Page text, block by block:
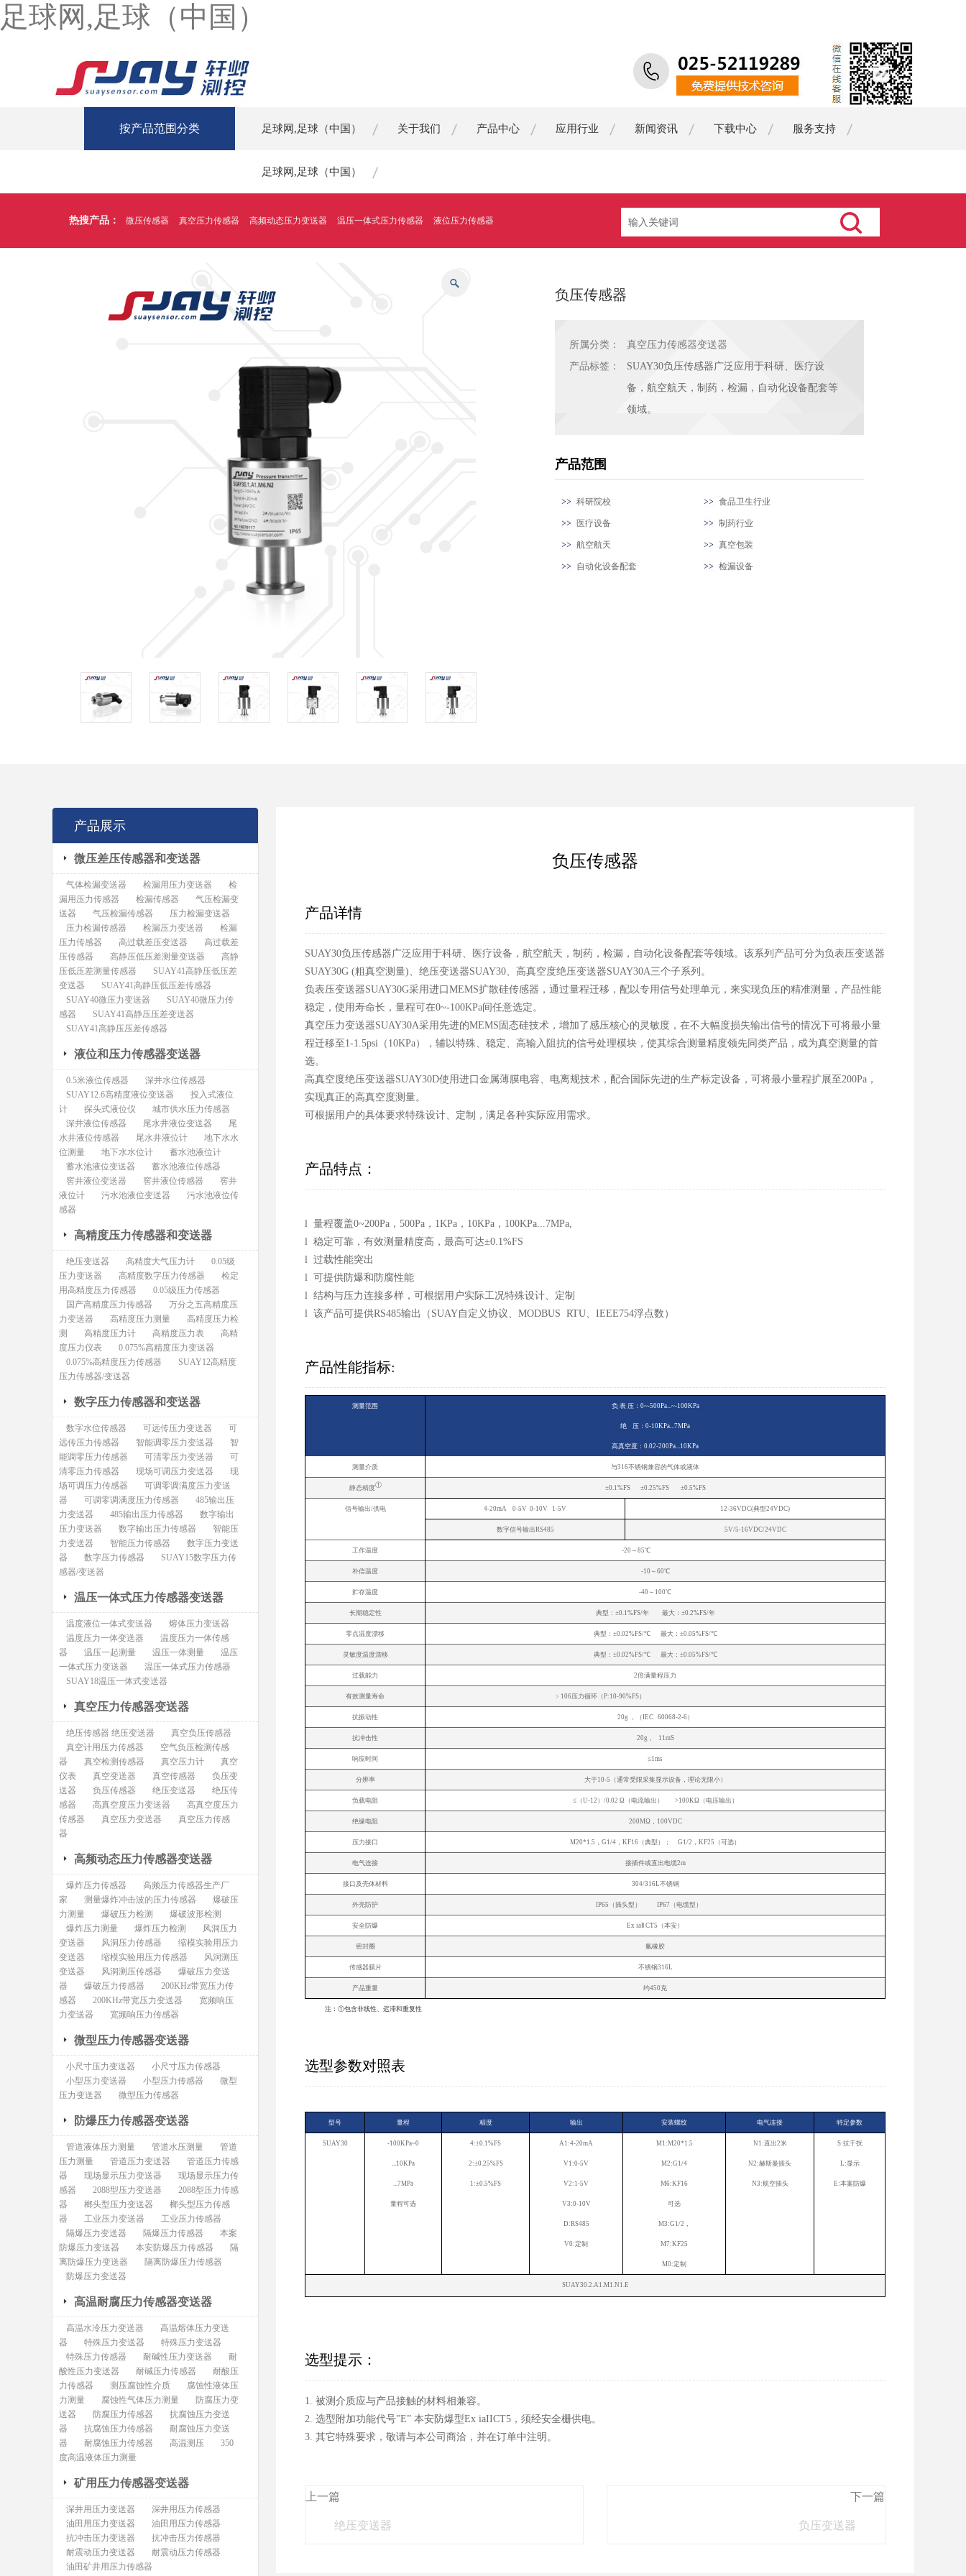
足球网,足球（中国）
按产品范围分类 足球网,足球（中国） 关于我们 产品中心 应用行业 新闻资讯 下载中心 服务支持
足球网,足球（中国）
热搜产品： 微压传感器 真空压力传感器 高频动态压力变送器 温压一体式压力传感器 液位压力传感器
负压传感器
所属分类：
真空压力传感器变送器
产品标签：
SUAY30负压传感器广泛应用于科研、医疗设
备，航空航天，制药，检漏，自动化设备配套等
领域。
产品范围
科研院校 食品卫生行业
医疗设备 制药行业
航空航天 真空包装
自动化设备配套 检漏设备
负压传感器
产品详情
SUAY30负压传感器广泛应用于科研、医疗设备，航空航天，制药，检漏，自动化设备配套等领域。该系列产品可分为负表压变送器
SUAY30G (粗真空测量)、绝压变送器SUAY30、高真空度绝压变送器SUAY30A三个子系列。
负表压变送器SUAY30G采用进口MEMS扩散硅传感器，通过量程迁移，配以专用信号处理单元，来实现负压的精准测量，产品性能
稳定，使用寿命长，量程可在0~-100KPa间任意选定。
真空压力变送器SUAY30A采用先进的MEMS固态硅技术，增加了感压核心的灵敏度，在不大幅度损失输出信号的情况下可将最小量
程迁移至1-1.5psi（10KPa），辅以特殊、稳定、高输入阻抗的信号处理模块，使其综合测量精度领先同类产品，成为真空测量的首
选。
高真空度绝压变送器SUAY30D使用进口金属薄膜电容、电离规技术，配合国际先进的生产标定设备，可将最小量程扩展至200Pa，
实现真正的高真空度测量。
可根据用户的具体要求特殊设计、定制，满足各种实际应用需求。
产品特点：
l 量程覆盖0~200Pa，500Pa，1KPa，10KPa，100KPa...7MPa,
l 稳定可靠，有效测量精度高，最高可达±0.1%FS
l 过载性能突出
l 可提供防爆和防腐性能
l 结构与压力连接多样，可根据用户实际工况特殊设计、定制
l 该产品可提供RS485输出（SUAY自定义协议、MODBUS RTU、IEEE754浮点数）
产品性能指标:
测量范围 负 表 压：0~-500Pa...~-100KPa
绝 压：0-10KPa...7MPa
高真空度：0.02-200Pa...10KPa
测量介质 与316不锈钢兼容的气体或液体
静态精度① ±0.1%FS ±0.25%FS ±0.5%FS
信号输出/供电 4-20mA 0-5V 0-10V 1-5V 12-36VDC(典型24VDC)
数字信号输出RS485 5V/5-16VDC/24VDC
工作温度 -20～85℃
补偿温度 -10～60℃
贮存温度 -40～100℃
长期稳定性 典型：±0.1%FS/年 最大：±0.2%FS/年
零点温度漂移 典型：±0.02%FS/℃ 最大：±0.05%FS/℃
灵敏度温度漂移 典型：±0.02%FS/℃ 最大：±0.05%FS/℃
过载能力 2倍满量程压力
有效测量寿命 ﹥106压力循环（P:10-90%FS）
抗振动性 20g ，（IEC 60068-2-6）
抗冲击性 20g， 11mS
响应时间 ≤1ms
分辨率 大于10-5（通常受限采集显示设备，理论无限小）
负载电阻 ≤（U-12）/0.02 Ω（电流输出） >100KΩ（电压输出）
绝缘电阻 200MΩ，100VDC
压力接口 M20*1.5，G1/4，KF16（典型）； G1/2，KF25（可选）
电气连接 接插件或直出电缆2m
接口及壳体材料 304/316L不锈钢
外壳防护 IP65（插头型） IP67（电缆型）
安全防爆 Ex iaⅡ CT5（本安）
密封圈 氟橡胶
传感器膜片 不锈钢316L
产品重量 约450克
注：①包含非线性、迟滞和重复性
选型参数对照表
型号 量程 精度 输出 安装螺纹 电气连接 特定参数
SUAY30 -100KPa~0
...10KPa
...7MPa
量程可选
4:±0.1%FS
2:±0.25%FS
1:±0.5%FS
A1:4-20mA
V1:0-5V
V2:1-5V
V3:0-10V
D:RS485
V0:定制
M1:M20*1.5
M2:G1/4
M6:KF16
可选
M3:G1/2，
M7:KF25
M0:定制
N1:直出2米
N2:赫斯曼插头
N3:航空插头
S:抗干扰
L:显示
E:本案防爆
SUAY30.2.A1.M1.N1.E
选型提示：
1. 被测介质应与产品接触的材料相兼容。
2. 选型附加功能代号"E” 本安防爆型Ex iaIICT5，须经安全栅供电。
3. 其它特殊要求，敬请与本公司商洽，并在订单中注明。
上一篇
绝压变送器
下一篇
负压变送器
产品展示
微压差压传感器和变送器
气体检漏变送器 检漏用压力变送器
检
漏用压力传感器
检漏传感器
气压检漏变
送器
气压检漏传感器
压力检漏变送器
压力检漏传感器
检漏压力变送器
检漏
压力传感器
高过载差压变送器
高过载差
压传感器
高静压低压差测量变送器
高静
压低压差测量传感器
SUAY41高静压低压差
变送器
SUAY41高静压低压差传感器
SUAY40微压力变送器
SUAY40微压力传
感器
SUAY41高静压压差变送器
SUAY41高静压压差传感器
液位和压力传感器变送器
0.5米液位传感器
深井水位传感器
SUAY12.6高精度液位变送器
投入式液位
计
探头式液位仪
城市供水压力传感器
深井液位传感器
尾水井液位变送器
尾
水井液位传感器
尾水井液位计
地下水水
位测量
地下水水位计
蓄水池液位计
蓄水池液位变送器
蓄水池液位传感器
窖井液位变送器
窖井液位传感器
窖井
液位计
污水池液位变送器
污水池液位传
感器
高精度压力传感器和变送器
绝压变送器 高精度大气压力计
0.05级
压力变送器
高精度数字压力传感器
检定
用高精度压力传感器
0.05级压力传感器
国产高精度压力传感器
万分之五高精度压
力变送器
高精度压力测量
高精度压力检
测
高精度压力计 高精度压力表
高精
度压力仪表
0.075%高精度压力变送器
0.075%高精度压力传感器
SUAY12高精度
压力传感器/变送器
数字压力传感器和变送器
数字水位传感器 可远传压力变送器
可
远传压力传感器
智能调零压力变送器
智
能调零压力传感器
可清零压力变送器
可
清零压力传感器
现场可调压力变送器
现
场可调压力传感器
可调零调满度压力变送
器
可调零调满度压力传感器
485输出压
力变送器
485输出压力传感器
数字输出
压力变送器
数字输出压力传感器
智能压
力变送器
智能压力传感器
数字压力变送
器
数字压力传感器
SUAY15数字压力传
感器/变送器
温压一体式压力传感器变送器
温度液位一体式变送器
熔体压力变送器
温度压力一体变送器
温度压力一体传感
器
温压一起测量 温压一体测量
温压
一体式压力变送器
温压一体式压力传感器
SUAY18温压一体式变送器
真空压力传感器变送器
绝压传感器 绝压变送器
真空负压传感器
真空计用压力传感器
空气负压检测传感
器
真空检测传感器 真空压力计
真空
仪表
真空变送器 真空传感器
负压变
送器
负压传感器 绝压变送器
绝压传
感器
高真空度压力变送器
高真空度压力
传感器
真空压力变送器
真空压力传感
器
高频动态压力传感器变送器
爆炸压力传感器
高频压力传感器生产厂
家
测量爆炸冲击波的压力传感器
爆破压
力测量
爆破压力检测
爆破波形检测
爆炸压力测量
爆炸压力检测
风洞压力
变送器
风洞压力传感器
缩模实验用压力
变送器
缩模实验用压力传感器
风洞测压
变送器
风洞测压传感器
爆破压力变送
器
爆破压力传感器
200KHz带宽压力传
感器
200KHz带宽压力变送器
宽频响压
力变送器
宽频响压力传感器
微型压力传感器变送器
小尺寸压力变送器
小尺寸压力传感器
小型压力变送器
小型压力传感器
微型
压力变送器
微型压力传感器
防爆压力传感器变送器
管道液体压力测量 管道水压测量
管道
压力测量
管道压力变送器
管道压力传感
器
现场显示压力变送器
现场显示压力传
感器
2088型压力变送器
2088型压力传感
器
榔头型压力变送器
榔头型压力传感
器
工业压力变送器
工业压力传感器
隔爆压力变送器
隔爆压力传感器
本案
防爆压力变送器
本安防爆压力传感器
隔
离防爆压力变送器
隔离防爆压力传感器
防爆压力变送器
高温耐腐压力传感器变送器
高温水冷压力变送器
高温熔体压力变送
器
特殊压力变送器
特殊压力变送器
特殊压力传感器
耐碱性压力变送器
耐
酸性压力变送器
耐碱压力传感器
耐酸压
力传感器
测压腐蚀性介质
腐蚀性液体压
力测量
腐蚀性气体压力测量
防腐压力变
送器
防腐压力传感器
抗腐蚀压力变送
器
抗腐蚀压力传感器
耐腐蚀压力变送
器
耐腐蚀压力传感器 高温测压
350
度高温液体压力测量
矿用压力传感器变送器
深井用压力变送器
深井用压力传感器
油田用压力变送器
油田用压力传感器
抗冲击压力变送器
抗冲击压力传感器
耐震动压力变送器
耐震动压力传感器
油田矿井用压力传感器